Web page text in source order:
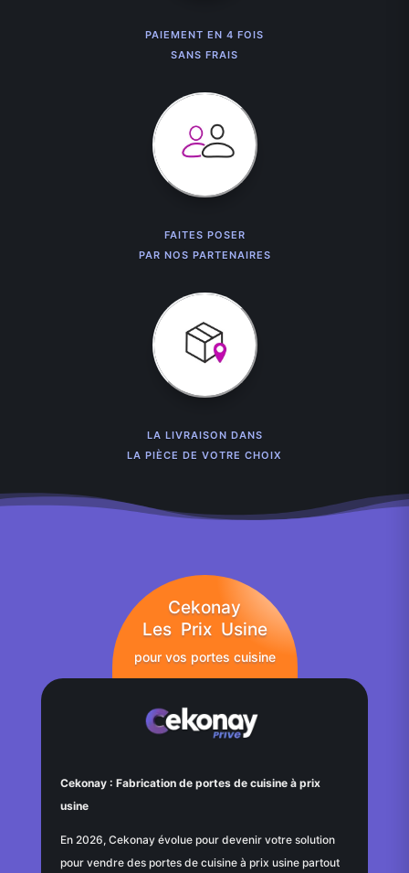
PAIEMENT EN 4 FOIS
SANS FRAIS
FAITES POSER
PAR NOS PARTENAIRES
LA LIVRAISON DANS
LA PIÈCE DE VOTRE CHOIX
Cekonay
Les Prix Usine
pour vos portes cuisine
Cekonay : Fabrication de portes de cuisine à prix
usine
En 2026, Cekonay évolue pour devenir votre solution
pour vendre des portes de cuisine à prix usine partout